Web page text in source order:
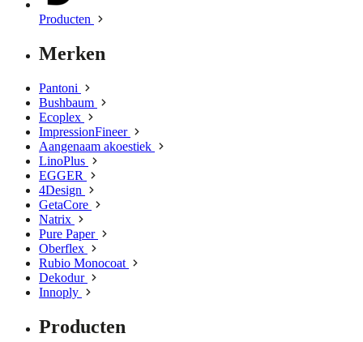
Producten
Merken
Pantoni
Bushbaum
Ecoplex
ImpressionFineer
Aangenaam akoestiek
LinoPlus
EGGER
4Design
GetaCore
Natrix
Pure Paper
Oberflex
Rubio Monocoat
Dekodur
Innoply
Producten